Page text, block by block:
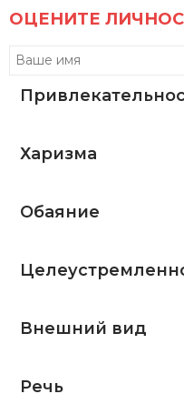
ОЦЕНИТЕ
Харизма
Обаяние
Внешний вид
Речь